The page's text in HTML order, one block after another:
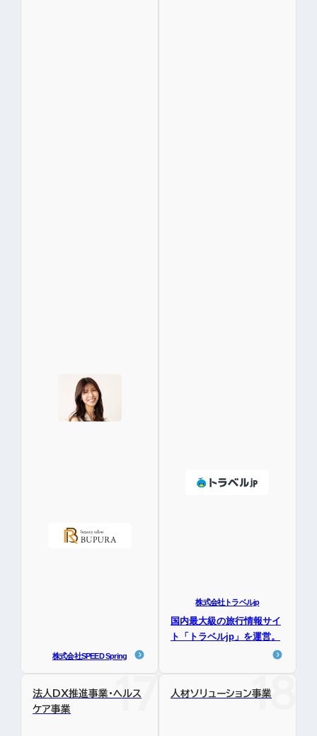
株式会社SPEED Spring
株式会社トラベルjp
国内最大級の旅行情報サイ
ト「トラベルjp」を運営。
法人DX推進事業・ヘルス
ケア事業
人材ソリューション事業